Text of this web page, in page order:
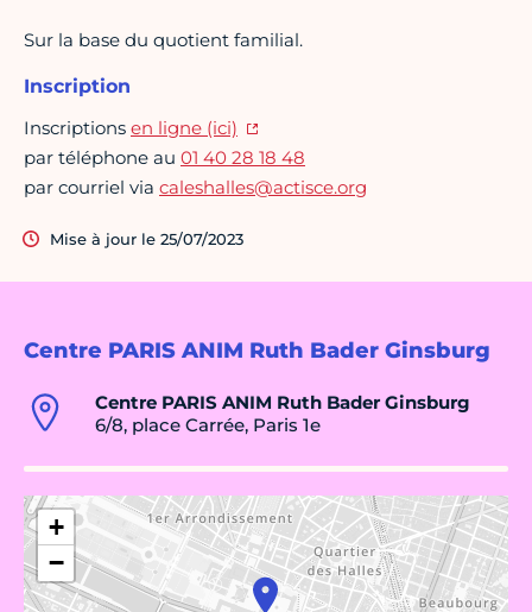
Centre PARIS ANIM Ruth Bader Ginsburg
Centre PARIS ANIM Ruth Bader Ginsburg
6/8, place Carrée, Paris 1e
+
−
Sur la base du quotient familial.
Inscription
Inscriptions en ligne (ici)
par téléphone au 01 40 28 18 48
par courriel via caleshalles@actisce.org
Mise à jour le 25/07/2023